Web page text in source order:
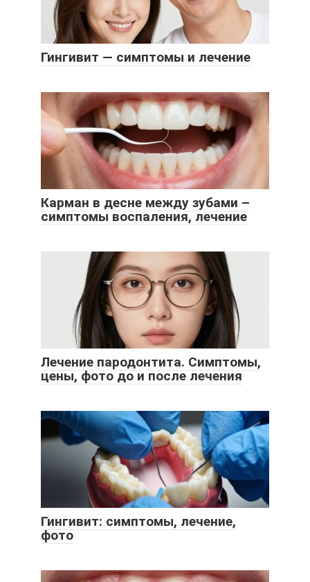
Гингивит — симптомы и лечение
Карман в десне между зубами –
симптомы воспаления, лечение
Лечение пародонтита. Симптомы,
цены, фото до и после лечения
Гингивит: симптомы, лечение,
фото